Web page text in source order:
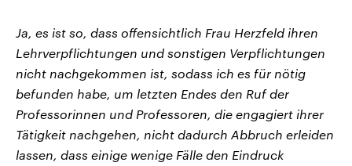
Ja, es ist so, dass offensichtlich Frau Herzfeld ihren
Lehrverpflichtungen und sonstigen Verpflichtungen
nicht nachgekommen ist, sodass ich es für nötig
befunden habe, um letzten Endes den Ruf der
Professorinnen und Professoren, die engagiert ihrer
Tätigkeit nachgehen, nicht dadurch Abbruch erleiden
lassen, dass einige wenige Fälle den Eindruck